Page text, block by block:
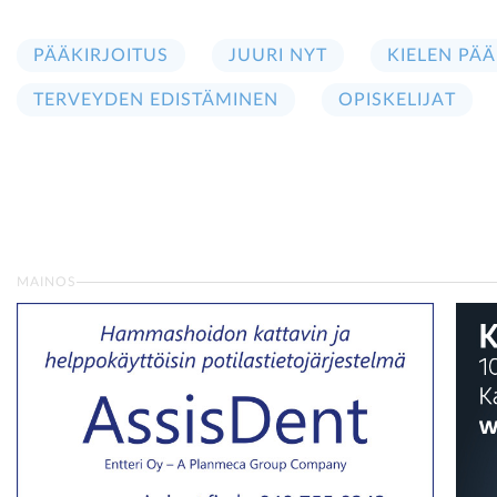
PÄÄKIRJOITUS JUURI NYT KIELEN
TERVEYDEN EDISTÄMINEN OPISKELIJAT
MAINOS